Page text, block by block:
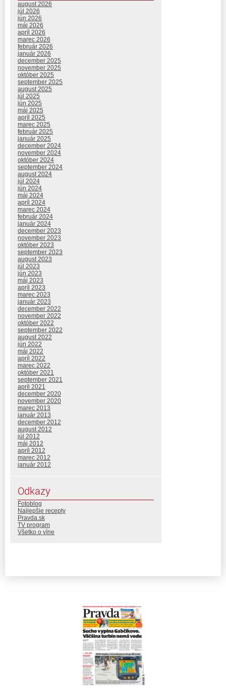
august 2026
júl 2026
jún 2026
máj 2026
apríl 2026
marec 2026
február 2026
január 2026
december 2025
november 2025
október 2025
september 2025
august 2025
júl 2025
jún 2025
máj 2025
apríl 2025
marec 2025
február 2025
január 2025
december 2024
november 2024
október 2024
september 2024
august 2024
júl 2024
jún 2024
máj 2024
apríl 2024
marec 2024
február 2024
január 2024
december 2023
november 2023
október 2023
september 2023
august 2023
júl 2023
jún 2023
máj 2023
apríl 2023
marec 2023
január 2023
december 2022
november 2022
október 2022
september 2022
august 2022
jún 2022
máj 2022
apríl 2022
marec 2022
október 2021
september 2021
apríl 2021
december 2020
november 2020
marec 2013
január 2013
december 2012
august 2012
júl 2012
máj 2012
apríl 2012
marec 2012
január 2012
Odkazy
Fotoblog
Najlepšie recepty
Pravda.sk
TV program
Všetko o víne